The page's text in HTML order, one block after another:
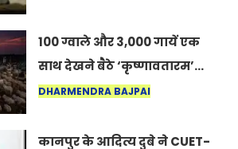
100 ग्वाले और 3,000 गायें एक
साथ देखने बैठे ‘कृष्णावतारम’…
नागपुर में दिखा ऐसा नज़ारा कि
कर सकते हैं”
DHARMENDRA BAJPAI
कानपुर के आदित्य दुबे ने CUET-